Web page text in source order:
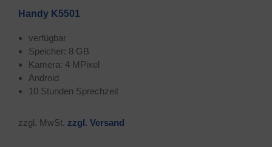
Han­dy K5501
ver­füg­bar
Spei­cher: 8 GB
Kame­ra: 4 MPixel
Android
10 Stun­den Sprechzeit
zzgl. MwSt. zzgl. Ver­sand